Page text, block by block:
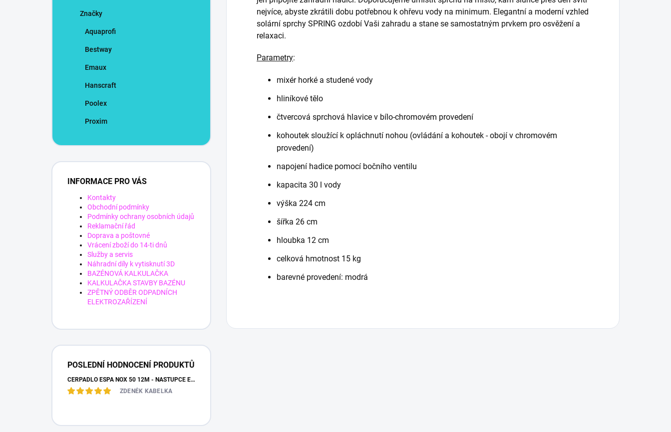
Značky
Aquaprofi
Bestway
Emaux
Hanscraft
Poolex
Proxim
INFORMACE PRO VÁS
Kontakty
Obchodní podmínky
Podmínky ochrany osobních údajů
Reklamační řád
Doprava a poštovné
Vrácení zboží do 14-ti dnů
Služby a servis
Náhradní díly k vytisknutí 3D
BAZÉNOVÁ KALKULAČKA
KALKULAČKA STAVBY BAZÉNU
ZPĚTNÝ ODBĚR ODPADNÍCH
ELEKTROZAŘÍZENÍ
POSLEDNÍ HODNOCENÍ PRODUKTŮ
ČERPADLO ESPA NOX 50 12M - NÁSTUPCE ESPA IRIS
ZDENĚK KABELKA
nejvíce, abyste zkrátili dobu potřebnou k ohřevu vody na minimum. Elegantní a moderní vzhled
solární sprchy SPRING ozdobí Vaši zahradu a stane se samostatným prvkem pro osvěžení a
relaxaci.
Parametry:
mixér horké a studené vody
hliníkové tělo
čtvercová sprchová hlavice v bílo-chromovém provedení
kohoutek sloužící k opláchnutí nohou (ovládání a kohoutek - obojí v chromovém
provedení)
napojení hadice pomocí bočního ventilu
kapacita 30 l vody
výška 224 cm
šířka 26 cm
hloubka 12 cm
celková hmotnost 15 kg
barevné provedení: modrá